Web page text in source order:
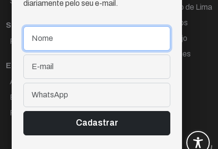
Sub-editora
Raquel Ayres
Equipe
Ana Lúcia Cortez
Eliane Hardy
Fernando Torres
Igor Carvalho de Lima
Mario Campos
Renata Araújo
Wagner Gomes
diariamente pelo seu e-mail.